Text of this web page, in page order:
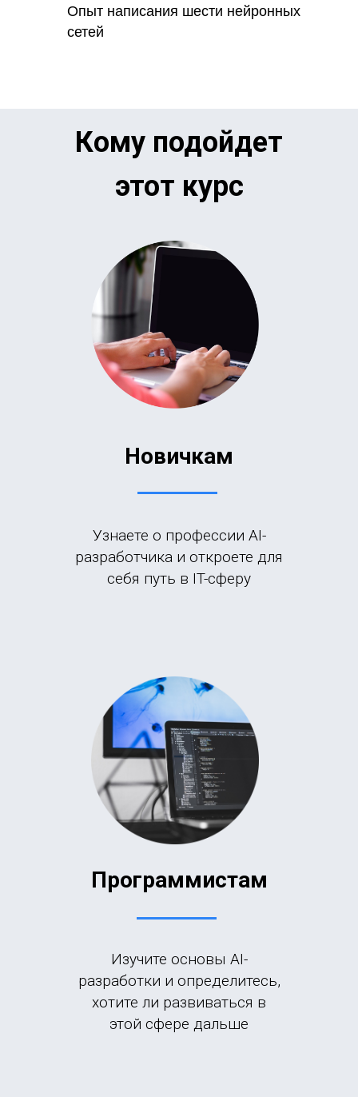
Опыт написания шести нейронных
сетей
Узнаете о профессии AI-
разработчика и откроете для
себя путь в IT-сферу
Изучите основы AI-
разработки и определитесь,
хотите ли развиваться в
этой сфере дальше
Новичкам
Программистам
Кому подойдет
этот курс